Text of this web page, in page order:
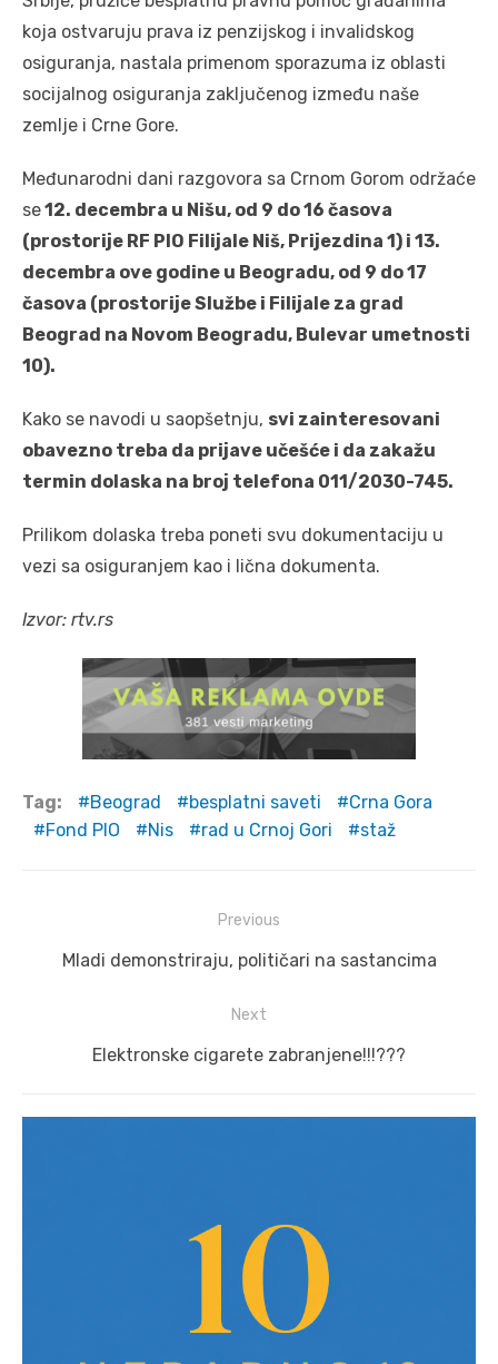
koja ostvaruju prava iz penzijskog i invalidskog
osiguranja, nastala primenom sporazuma iz oblasti
socijalnog osiguranja zaključenog između naše
zemlje i Crne Gore.
Međunarodni dani razgovora sa Crnom Gorom održaće
se12. decembra u Nišu, od 9 do 16 časova
(prostorije RF PIO Filijale Niš, Prijezdina 1) i 13.
decembra ove godine u Beogradu, od 9 do 17
časova (prostorije Službe i Filijale za grad
Beograd na Novom Beogradu, Bulevar umetnosti
10).
Kako se navodi u saopšetnju, svi zainteresovani
obavezno treba da prijave učešće i da zakažu
termin dolaska na broj telefona 011/2030-745.
Prilikom dolaska treba poneti svu dokumentaciju u
vezi sa osiguranjem kao i lična dokumenta.
Izvor: rtv.rs
Tag: Beograd besplatni saveti
Crna Gora
Fond PIO
Nis rad u Crnoj Gori staž
navigation
Previous
Previous
Mladi demonstriraju, političari na sastancima
Next
Next
Elektronske cigarete zabranjene!!!???